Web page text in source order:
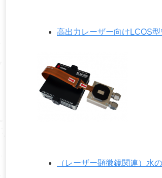
高出力レーザー向けLCOS
（レーザー顕微鏡関連）水